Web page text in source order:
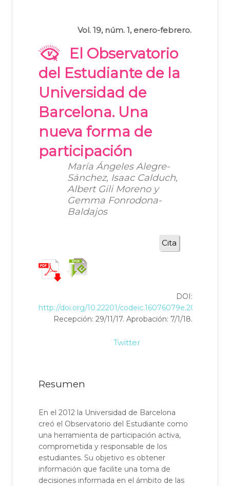
Vol. 19, núm. 1, enero-febrero.
El Observatorio
del Estudiante de la
Universidad de
Barcelona. Una
nueva forma de
participación
María Ángeles Alegre-
Sánchez, Isaac Calduch,
Albert Gili Moreno y
Gemma Fonrodona-
Baldajos
Cita
DOI:
http://doi.org/10.22201/
Recepción: 29/11/17. Aprobación: 7/1/18.
Twitter
Resumen
En el 2012 la Universidad de Barcelona
creó el Observatorio del Estudiante como
una herramienta de participación activa,
comprometida y responsable de los
estudiantes. Su objetivo es obtener
información que facilite una toma de
decisiones informada en el ámbito de las